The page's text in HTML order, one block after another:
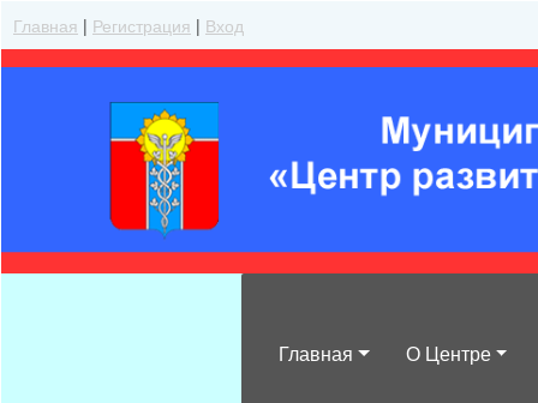
Главная | Регистрация | Вход
Главная О Центре